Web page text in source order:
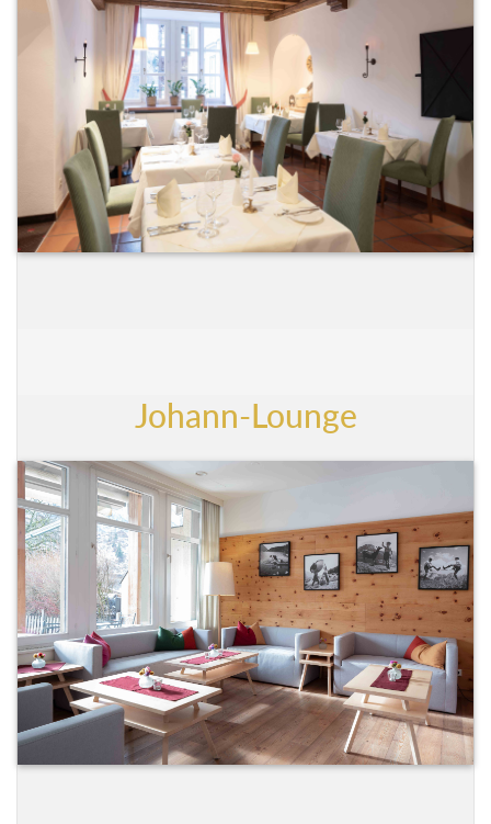
Johann-Lounge